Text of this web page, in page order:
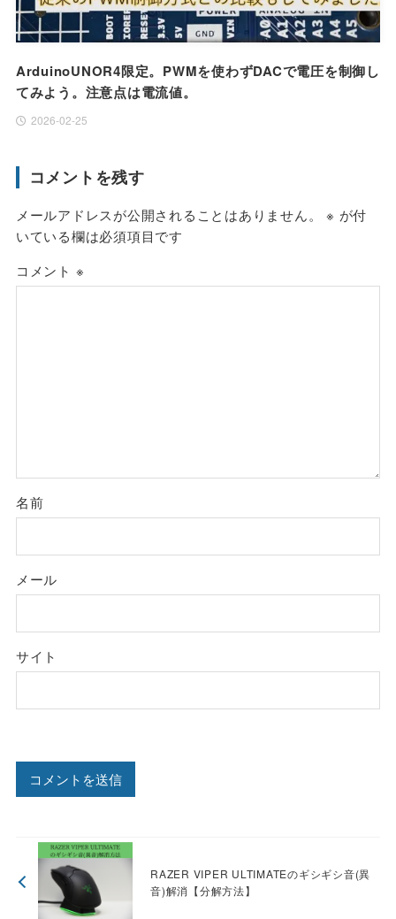
ArduinoUNOR4限定。PWMを使わずDACで電圧を制御し
てみよう。注意点は電流値。
2026-02-25
コメントを残す
メールアドレスが公開されることはありません。 ※ が付
いている欄は必須項目です
コメント ※
名前
メール
サイト
RAZER VIPER ULTIMATEのギシギシ音(異
音)解消【分解方法】